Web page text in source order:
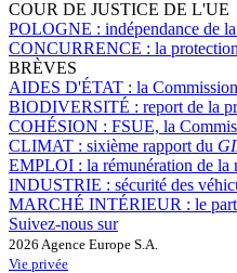
COUR DE JUSTICE DE L'UE
POLOGNE : indépendance de
CONCURRENCE : la
BRÈVES
AIDES D'ÉTAT : la
BIODIVERSITÉ : report de la
COHÉSION : FSUE, la
CLIMAT : sixième rapport du
EMPLOI : la rémunération de la
INDUSTRIE : sécurité des
MARCHÉ INTÉRIEUR : le
Suivez-nous sur
2026 Agence Europe S.A.
Vie privée